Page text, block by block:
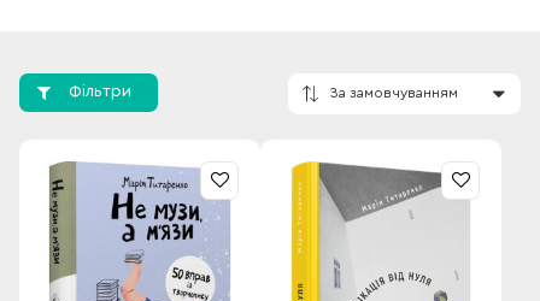
теорію комунікацій, творчопис, сторитейлінг, драматургію
науки, есеїстику, художній репортаж, Американську
факультет журналістики ЛНУ ім. І. Франка.
Працювала журналісткою мистецького об’єднання «Дзиґа»,
колумністкою львівської газети «Поступ», фріланс-
репортажисткою журналу ONE CNEWA (Нью-Йорк).
Започаткувала лабораторію художнього репортажу на
Фільтри
За